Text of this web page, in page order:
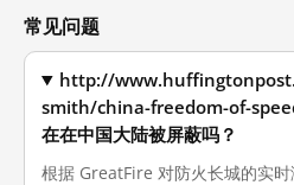
常见问题
http://
smith/china-freedom-of-
在在中国大陆被屏蔽吗？
根据 GreatFire 对防火长城的实